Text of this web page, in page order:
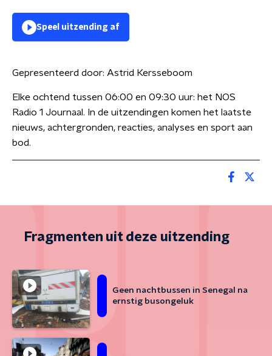
Speel uitzending af
Gepresenteerd door: Astrid Kersseboom
Elke ochtend tussen 06:00 en 09:30 uur: het NOS
Radio 1 Journaal. In de uitzendingen komen het laatste
nieuws, achtergronden, reacties, analyses en sport aan
bod.
Fragmenten uit deze uitzending
Geen nachtbussen in Senegal na
ernstig busongeluk